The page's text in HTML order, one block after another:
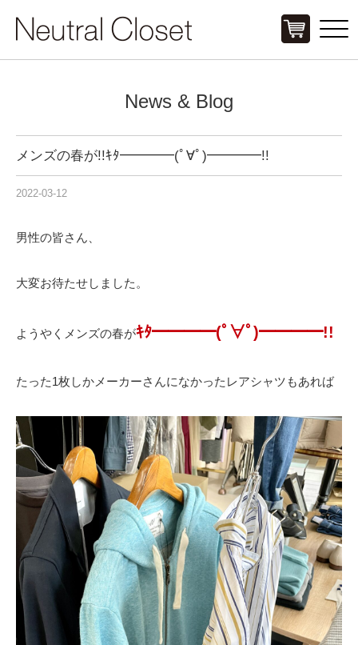
Click
News & Blog
メンズの春が!!ｷﾀ━━━━(ﾟ∀ﾟ)━━━━!!
2022-03-12
男性の皆さん、
大変お待たせしました。
ようやくメンズの春がｷﾀ━━━━(ﾟ∀ﾟ)━━━━!!
たった1枚しかメーカーさんになかったレアシャツもあれば